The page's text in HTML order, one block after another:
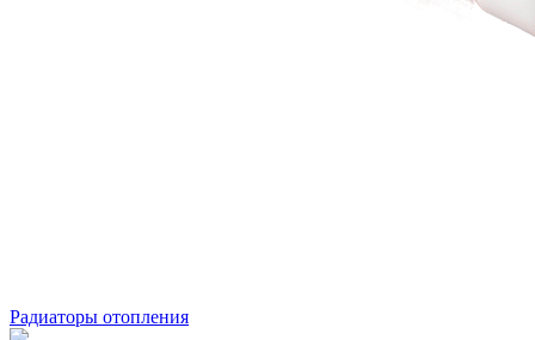
Радиаторы отопления